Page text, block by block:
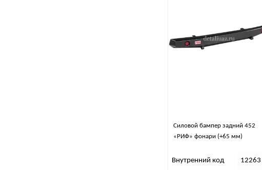
Силовой бампер задний 452
«РИФ» фонари (+65 мм)
Внутренний код 12263